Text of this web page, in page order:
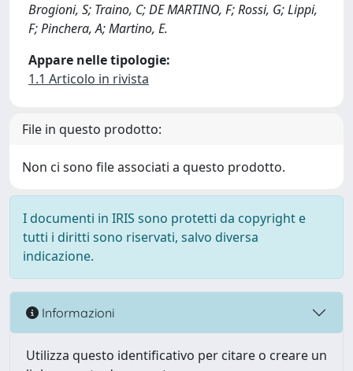
Brogioni, S; Traino, C; DE MARTINO, F; Rossi, G; Lippi,
F; Pinchera, A; Martino, E.
Appare nelle tipologie:
1.1 Articolo in rivista
File in questo prodotto:
Non ci sono file associati a questo prodotto.
I documenti in IRIS sono protetti da copyright e
tutti i diritti sono riservati, salvo diversa
indicazione.
Informazioni
Utilizza questo identificativo per citare o creare un